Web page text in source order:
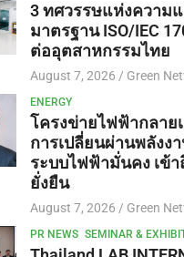
3 ทศวรรษแห่งความ
มาตรฐาน ISO/IEC
ต่ออุตสาหกรรมไทย
August 7, 2026 Green
ENERGY
โครงข่ายไฟฟ้ากลาย
การเปลี่ยนผ่านพลังง
ระบบไฟฟ้ามั่นคง เข้า
ยั่งยืน
August 7, 2026 Green
PR NEWS SEMINAR &